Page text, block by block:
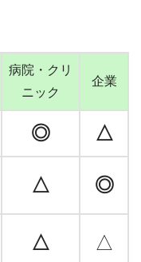
病院・クリ
ニック
企業
◎ △
△ ◎
△ △